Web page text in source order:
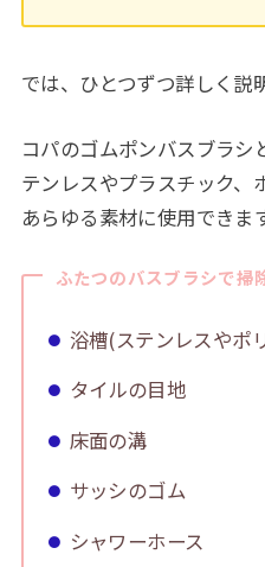
では、ひとつずつ詳しく説
コパのゴムポンバスブラ
テンレスやプラスチック、
あらゆる素材に使用できます
ふたつのバスブラシで掃
浴槽(ステンレスやポ
タイルの目地
床面の溝
サッシのゴム
シャワーホース